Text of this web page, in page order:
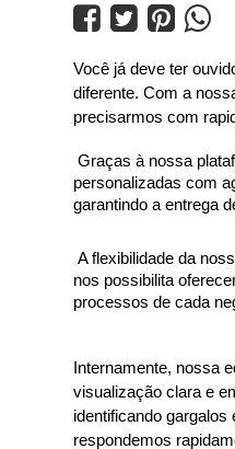
   
Você já deve ter
diferente. Com a
precisarmos com
Graças à nossa
personalizadas com
garantindo a entrega
A flexibilidade da
nos possibilita
processos de cada
Internamente, nossa
visualização clara e
identificando
respondemos